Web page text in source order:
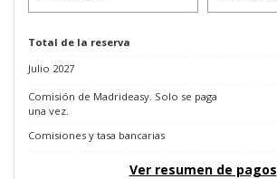
Total de la reserva
Julio 2027
Comisión de Madrideasy. Solo se paga
una vez.
Comisiones y tasa bancarias
Ver resumen de pagos